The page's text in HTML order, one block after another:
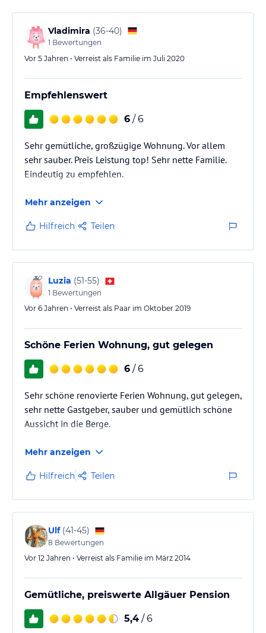
Vladimira (36-40)
1 Bewertungen
Vor 5 Jahren • Verreist als Familie im Juli 2020
Empfehlenswert
6 / 6
Sehr gemütliche, großzügige Wohnung. Vor allem
sehr sauber. Preis Leistung top! Sehr nette Familie.
Eindeutig zu empfehlen.
Mehr anzeigen
Hilfreich Teilen
Luzia (51-55)
1 Bewertungen
Vor 6 Jahren • Verreist als Paar im Oktober 2019
Schöne Ferien Wohnung, gut gelegen
6 / 6
Sehr schöne renovierte Ferien Wohnung, gut gelegen,
sehr nette Gastgeber, sauber und gemütlich schöne
Aussicht in die Berge.
Mehr anzeigen
Hilfreich Teilen
Ulf (41-45)
8 Bewertungen
Vor 12 Jahren • Verreist als Familie im März 2014
Gemütliche, preiswerte Allgäuer Pension
5,4 / 6